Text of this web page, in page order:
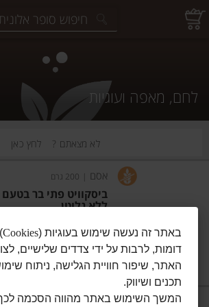
לחם, מאפה ועוגיות
לא מצאתם ? לחץ כאן
אסם 200 גרם
ביסקוויט פתי בר
ללא גלוטן
מחיר ₪12.90
₪6.45 ל-100 גרם
אסם | 200 גרם
באתר זה נעשה שימוש בעוגיות (Cookies
דומות, לרבות על ידי צדדים שלישיים,
האתר, שיפור חוויית הגלישה, ניתוח
תכנים ושיווק.
המשך השימוש באתר מהווה הסכמה